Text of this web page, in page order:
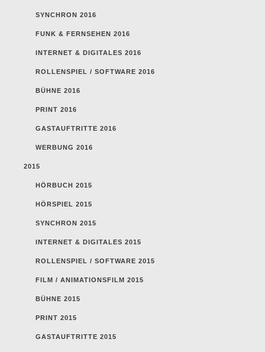
SYNCHRON 2016
FUNK & FERNSEHEN 2016
INTERNET & DIGITALES 2016
ROLLENSPIEL / SOFTWARE 2016
BÜHNE 2016
PRINT 2016
GASTAUFTRITTE 2016
WERBUNG 2016
2015
HÖRBUCH 2015
HÖRSPIEL 2015
SYNCHRON 2015
INTERNET & DIGITALES 2015
ROLLENSPIEL / SOFTWARE 2015
FILM / ANIMATIONSFILM 2015
BÜHNE 2015
PRINT 2015
GASTAUFTRITTE 2015